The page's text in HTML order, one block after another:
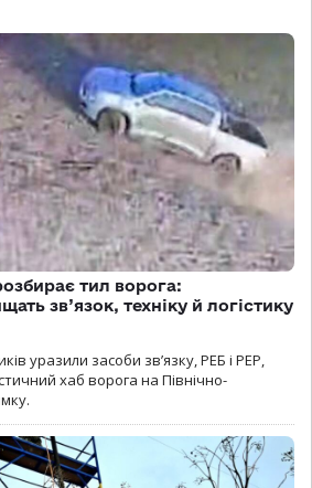
тил ворога:
зв’язок, техніку й логістику
уразили засоби зв’язку, РЕБ і РЕР,
хаб ворога на Північно-